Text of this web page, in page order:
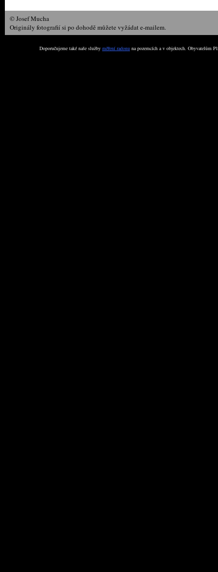
© Josef Mucha
Originály fotografií si po dohodě můžete vyžádat e-mailem.
Doporučujeme také naše služby měření radonu na pozemcích a v objektech. Obyvatelům